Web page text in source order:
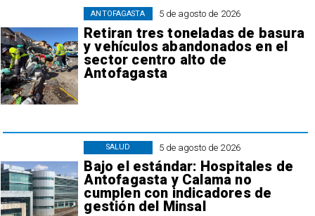
5 de agosto de 2026
Retiran tres toneladas de basura
y vehículos abandonados en el
sector centro alto de
Antofagasta
ANTOFAGASTA
5 de agosto de 2026
Bajo el estándar: Hospitales de
Antofagasta y Calama no
cumplen con indicadores de
gestión del Minsal
SALUD